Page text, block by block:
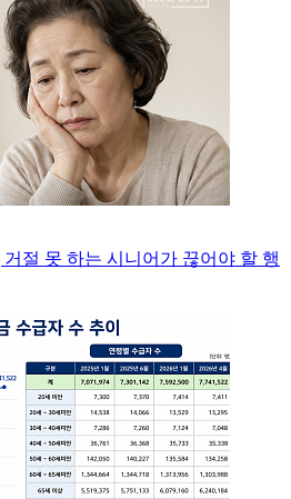
거절 못 하는 시니어가 끊어야 할 행